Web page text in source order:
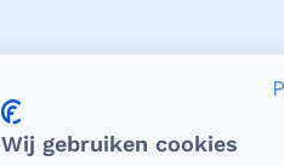
Privacy en
Wij gebruiken cookies